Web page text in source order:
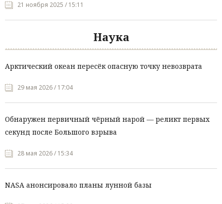
21 ноября 2025 / 15:11
Наука
Арктический океан пересёк опасную точку невозврата
29 мая 2026 / 17:04
Обнаружен первичный чёрный нарой — реликт первых
секунд после Большого взрыва
28 мая 2026 / 15:34
NASA анонсировало планы лунной базы